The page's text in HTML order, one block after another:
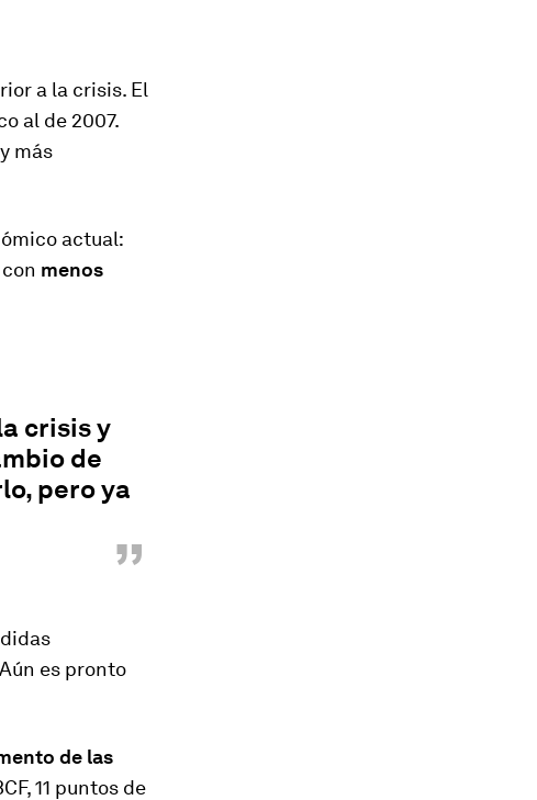
a la crisis. El
​al de 2007.
más
actual:
menos
crisis y
de
pero ya
”
es pronto
de las
11 puntos de​